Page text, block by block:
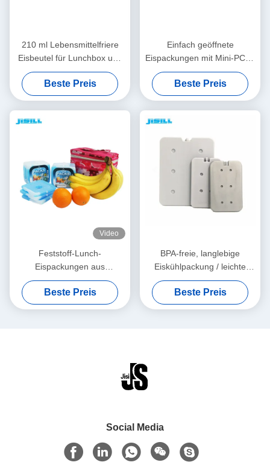
210 ml Lebensmittelfriere
Eisbeutel für Lunchbox und
Kühlgeräte
Beste Preis
Einfach geöffnete
Eispackungen mit Mini-PCM-
Gel-Kühlelementen für
Tiefkühlkost
Beste Preis
Video
Feststoff-Lunch-
Eispackungen aus
Nahrungsmittelqualität aus
HDPE
Beste Preis
BPA-freie, langlebige
Eiskühlpackung / leichte
therapeutische
Eispackungen für gefrorene
Lebensmittel
Beste Preis
Social Media